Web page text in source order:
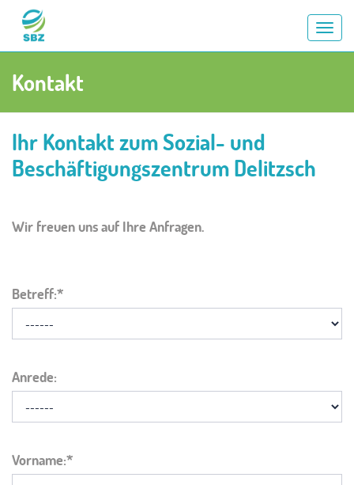
Kontakt
Ihr Kontakt zum Sozial- und
Beschäftigungszentrum Delitzsch
Wir freuen uns auf Ihre Anfragen.
Betreff:
Anrede:
Vorname: